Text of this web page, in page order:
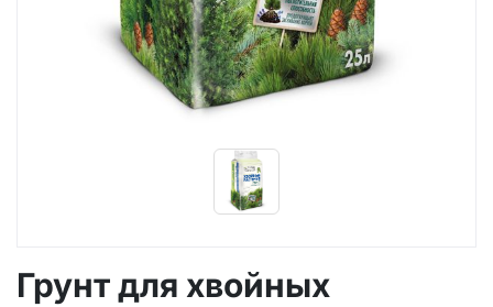
Грунт для хвойных